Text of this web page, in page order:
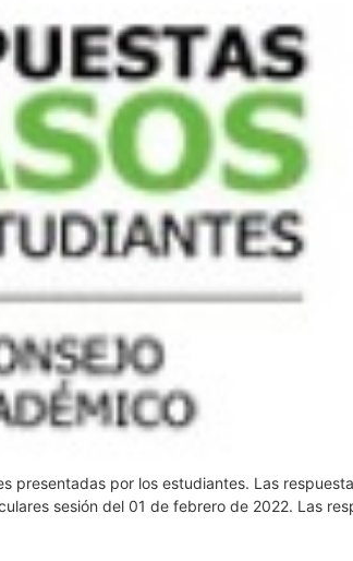
presentadas por los estudiantes. Las
sesión del 01 de febrero de 2022. Las